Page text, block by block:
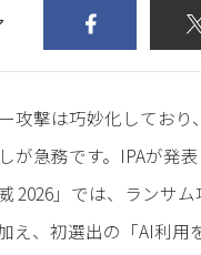
攻撃は巧妙化しており
が急務です。IPAが発
2026」では、ランサ
え、初選出の「AI利用